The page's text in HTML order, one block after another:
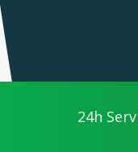
24h